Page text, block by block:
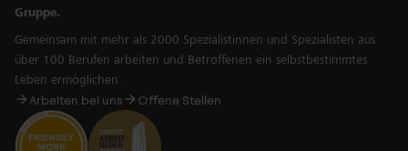
Gruppe.
Gemeinsam mit mehr als 2000 Spezialistinnen und Spezialisten aus
über 100 Berufen arbeiten und Betroffenen ein selbstbestimmtes
Leben ermöglichen.
Arbeiten bei uns Offene Stellen